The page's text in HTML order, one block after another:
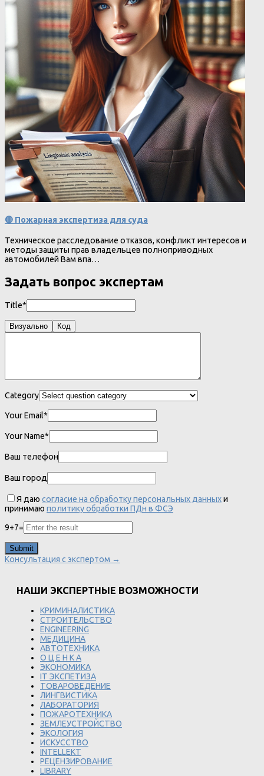
🔴 Пожарная экспертиза для суда
Техническое расследование отказов, конфликт интересов и
методы защиты прав владельцев полноприводных
автомобилей Вам впа…
Задать вопрос экспертам
Title*
Визуально Код
Category
Your Email*
Your Name*
Ваш телефон
Ваш город
Я даю согласие на обработку персональных данныхи
принимаю политику обработки ПДн в ФСЭ
9+7=
Консультация с экспертом →
НАШИ ЭКСПЕРТНЫЕ ВОЗМОЖНОСТИ
КРИМИНАЛИСТИКА
СТРОИТЕЛЬСТВО
ENGINEERING
МЕДИЦИНА
АВТОТЕХНИКА
О Ц Е Н К А
ЭКОНОМИКА
IT ЭКСПЕТИЗА
ТОВАРОВЕДЕНИЕ
ЛИНГВИСТИКА
ЛАБОРАТОРИЯ
ПОЖАРОТЕХНИКА
ЗЕМЛЕУСТРОЙСТВО
ЭКОЛОГИЯ
ИСКУССТВО
INTELLEKT
РЕЦЕНЗИРОВАНИЕ
LIBRARY